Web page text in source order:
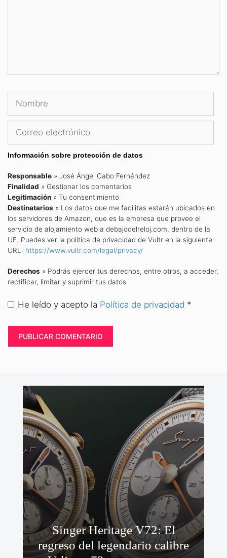
Nombre
Información sobre protección de datos
Responsable » José Ángel Cabo Fernández
Finalidad » Gestionar los comentarios
Legitimación » Tu consentimiento
Destinatarios » Los datos que me facilitas estarán ubicados en
los servidores de Amazon, que es la empresa que provee el
servicio de alojamiento web a debajodelreloj.com, dentro de la
UE. Puedes ver la política de privacidad de Vultr en la siguiente
URL: https://www.vultr.com/legal/privacy/
Derechos » Podrás ejercer tus derechos, entre otros, a acceder,
rectificar, limitar y suprimir tus datos
He leído y acepto la Política de privacidad *
Singer Heritage V72: El
regreso del legendario calibre